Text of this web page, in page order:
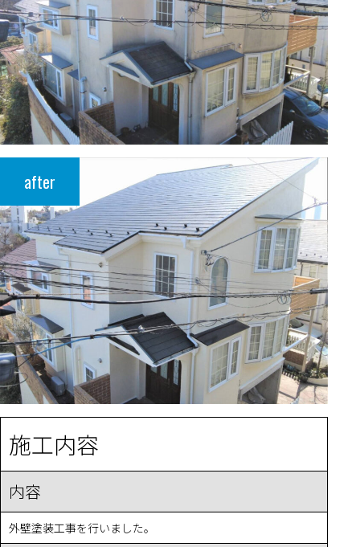
after
施工内容
内容
外壁塗装工事を行いました。